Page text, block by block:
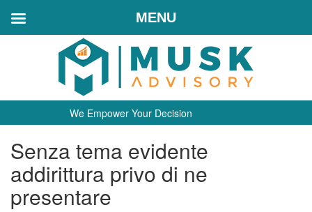
We Empower Your Decision
Senza tema evidente
addirittura privo di ne
presentare
MENU